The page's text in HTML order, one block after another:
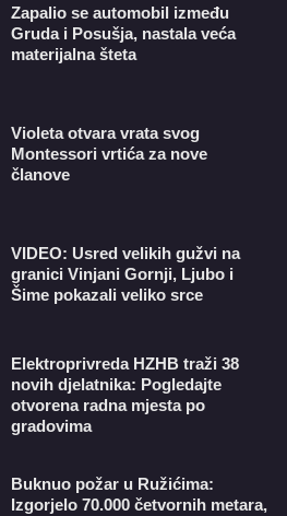
Zapalio se automobil između
Gruda i Posušja, nastala veća
materijalna šteta
Violeta otvara vrata svog
Montessori vrtića za nove
članove
VIDEO: Usred velikih gužvi na
granici Vinjani Gornji, Ljubo i
Šime pokazali veliko srce
​Elektroprivreda HZHB traži 38
novih djelatnika: Pogledajte
otvorena radna mjesta po
gradovima
Buknuo požar u Ružićima:
Izgorjelo 70.000 četvornih metara,